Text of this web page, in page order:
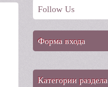
Follow Us
Форма входа
Категории раздела